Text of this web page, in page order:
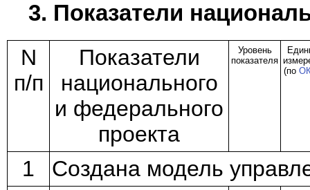
3. Показатели
N
п/п
Показатели
национального
и федерального
проекта
Уровень
показателя
(по
1
Создана модель